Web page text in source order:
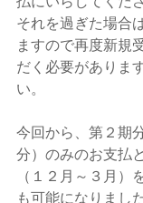
それを過ぎた場合
ますので再度新規
だく必要がありま
い。
今回から、第２期
分）のみのお支払
（１２月～３月）
も可能になりました